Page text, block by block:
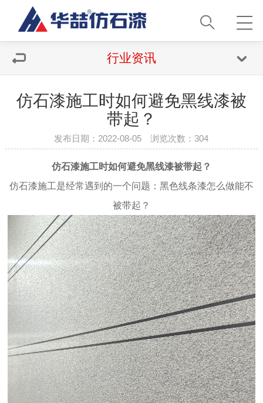
行业资讯
仿石漆施工时如何避免黑线漆被
带起？
发布日期：2022-08-05 浏览次数：304
仿石漆施工时如何避免黑线漆被带起？
仿石漆施工是经常遇到的一个问题： 黑色线条漆怎么做能不
被带起？